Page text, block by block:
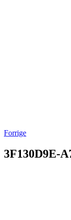
Forrige
3F130D9E-